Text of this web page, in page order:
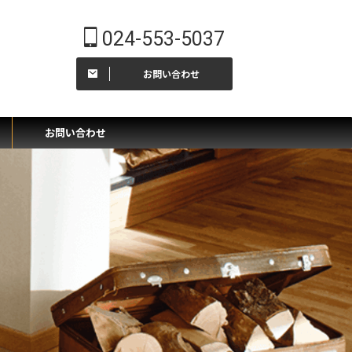
024-553-5037
お問い合わせ
お問い合わせ